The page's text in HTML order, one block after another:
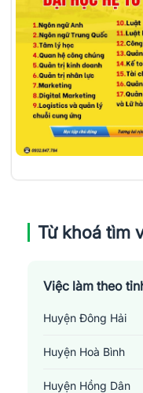
Từ khoá tìm
Việc làm theo
Huyện Đông Hải
Huyện Hoà Bình
Huyện Hồng Dân